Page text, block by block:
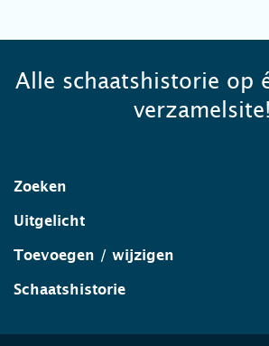
Alle schaatshistorie op
verzamelsite!
Zoeken
Uitgelicht
Toevoegen / wijzigen
Schaatshistorie